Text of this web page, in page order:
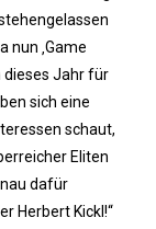
nun ‚Game
dieses Jahr für
sich eine
schaut,
Eliten
dafür
Herbert Kickl!“